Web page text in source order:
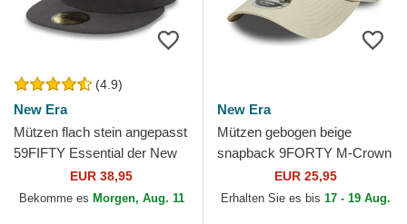
(4.9)
New Era
Mützen flach stein angepasst
59FIFTY Essential der New
York Yankees MLB von New
Era
EUR 38,95
Bekomme es Morgen, Aug. 11
New Era
Mützen gebogen beige
snapback 9FORTY M-Crown
der New York Yankees MLB
von New Era
EUR 25,95
Erhalten Sie es bis 17 - 19 Aug.